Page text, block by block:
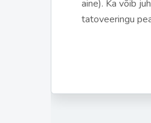
aine). Ka võib
tatoveeringu